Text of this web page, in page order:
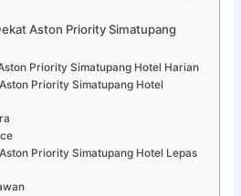
Aston Priority Simatupang
Priority Simatupang Hotel Harian
Priority Simatupang Hotel
Priority Simatupang Hotel Lepas